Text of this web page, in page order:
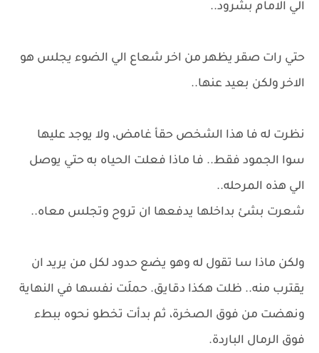
الي الامام بشرود..
حتي رات صقر يظهر من اخر شعاع الي الضوء يجلس هو
الاخر ولكن بعيد عنها..
نظرت له فا هذا الشخص حقأ غامض، ولا يوجد عليها
سوا الجمود فقط.. فا ماذا فعلت الحياه به حتي يوصل
الي هذه المرحله..
شعرت بشئ بداخلها يدفعها ان تروح وتجلس معاه..
ولكن ماذا سا تقول له وهو يضع حدود لكل من يريد ان
يقترب منه.. ظلت هكذا دقايق. حملَت نفسها في النهاية
ونهضت من فوق الصخرة، ثم بدأت تخطو نحوه ببطء
فوق الرمال الباردة.